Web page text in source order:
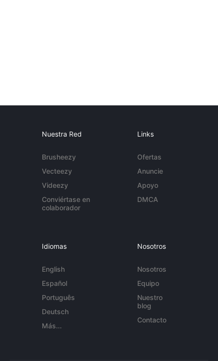
Nuestra Red
Brusheezy
Vecteezy
Videezy
Conviértase en
colaborador
Links
Ofertas
Anuncie
Apoyo
DMCA
Idiomas
English
Español
Português
Deutsch
Más...
Nosotros
Nosotros
Equipo
Nuestro
blog
Contacto